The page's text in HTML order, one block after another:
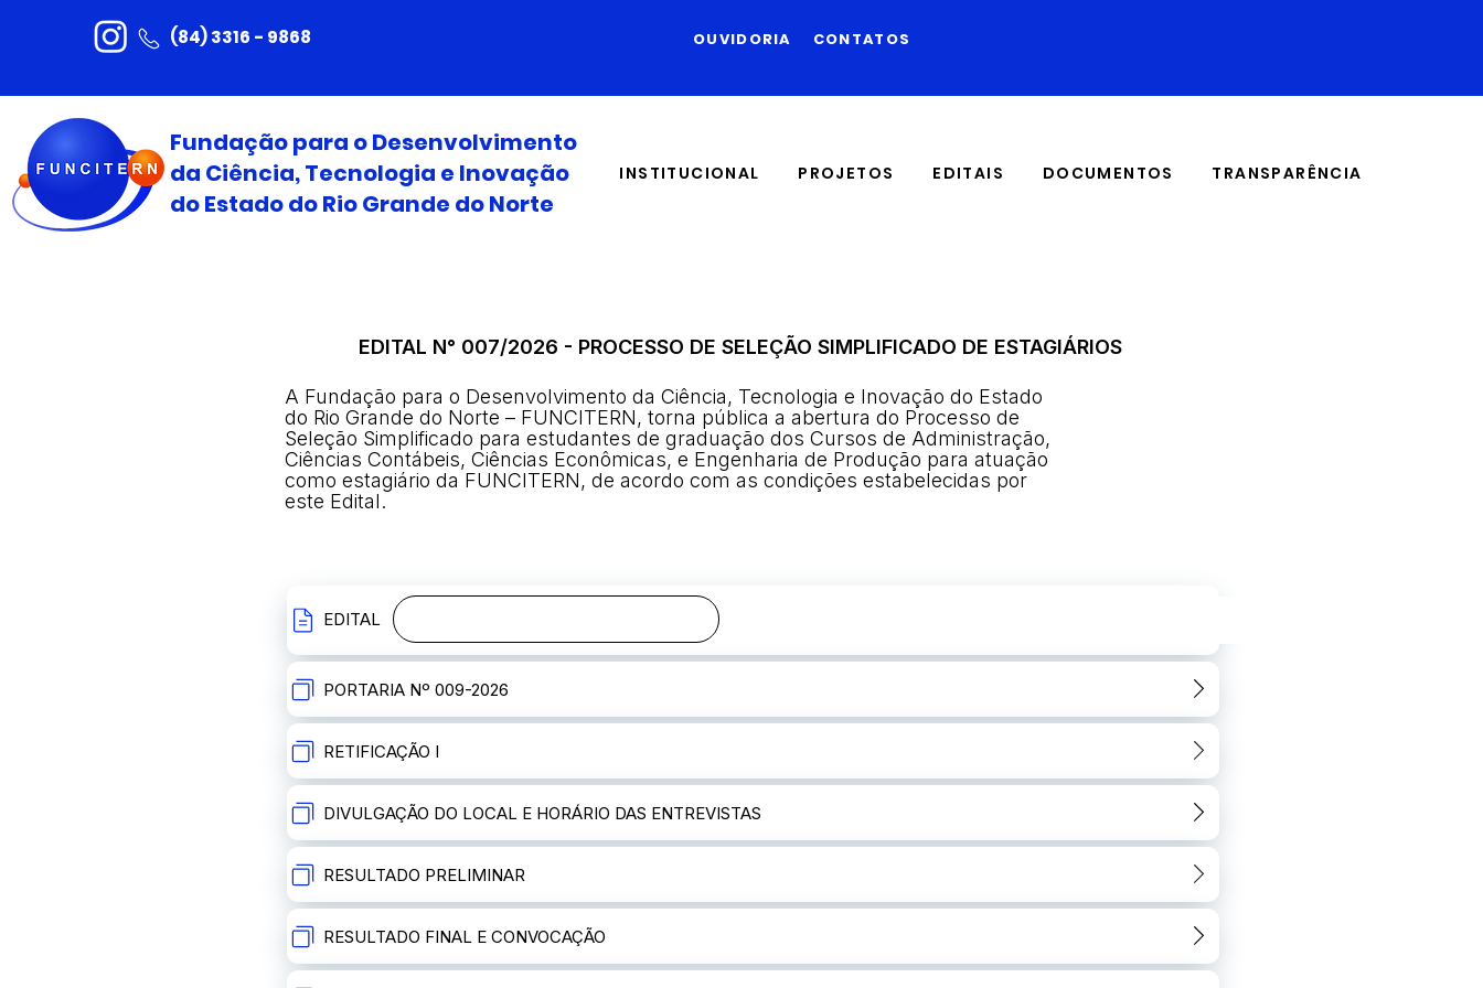
(84) 3316 - 9868 OUVIDORIA CONTATOS
Fundação para o Desenvolvimento
da Ciência, Tecnologia e Inovação
do Estado do Rio Grande do Norte
INSTITUCIONAL PROJETOS EDITAIS DOCUMENTOS TRANSPARÊNCIA
EDITAL N° 007/2026 - PROCESSO DE SELEÇÃO SIMPLIFICADO DE ESTAGIÁRIOS
A Fundação para o Desenvolvimento da Ciência, Tecnologia e Inovação do Estado
do Rio Grande do Norte – FUNCITERN, torna pública a abertura do Processo de
Seleção Simplificado para estudantes de graduação dos Cursos de Administração,
Ciências Contábeis, Ciências Econômicas, e Engenharia de Produção para atuação
como estagiário da FUNCITERN, de acordo com as condições estabelecidas por
este Edital.
EDITAL
PORTARIA Nº 009-2026
RETIFICAÇÃO I
DIVULGAÇÃO DO LOCAL E HORÁRIO DAS ENTREVISTAS
RESULTADO PRELIMINAR
RESULTADO FINAL E CONVOCAÇÃO